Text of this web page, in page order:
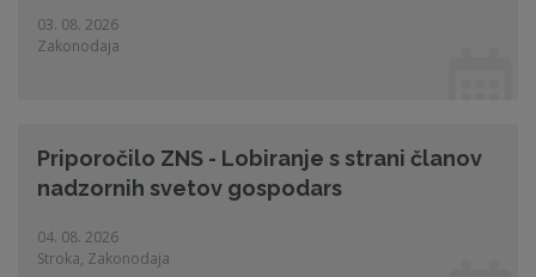
03. 08. 2026
Zakonodaja
Priporočilo ZNS - Lobiranje s strani članov
nadzornih svetov gospodars
04. 08. 2026
Stroka, Zakonodaja